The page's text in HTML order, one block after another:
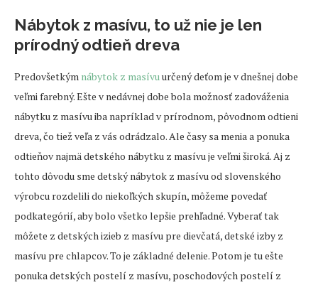
Nábytok z masívu, to už nie je len
prírodný odtieň dreva
Predovšetkým nábytok z masívuurčený deťom je v dnešnej dobe
veľmi farebný. Ešte v nedávnej dobe bola možnosť zadováženia
nábytku z masívu iba napríklad v prírodnom, pôvodnom odtieni
dreva, čo tiež veľa z vás odrádzalo. Ale časy sa menia a ponuka
odtieňov najmä detského nábytku z masívu je veľmi široká. Aj z
tohto dôvodu sme detský nábytok z masívu od slovenského
výrobcu rozdelili do niekoľkých skupín, môžeme povedať
podkategórií, aby bolo všetko lepšie prehľadné. Vyberať tak
môžete z detských izieb z masívu pre dievčatá, detské izby z
masívu pre chlapcov. To je základné delenie. Potom je tu ešte
ponuka detských postelí z masívu, poschodových postelí z